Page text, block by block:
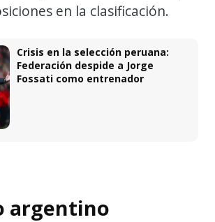
en la clasificación.
Crisis en la selección peruana:
Federación despide a Jorge
Fossati como entrenador
argentino